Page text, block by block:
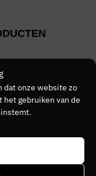
dat onze website zo
gebruiken van de